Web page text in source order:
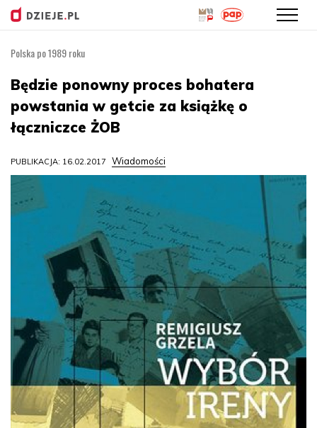
treści
Polska po 1989 roku
Będzie ponowny proces bohatera
powstania w getcie za książkę o
łączniczce ŻOB
PUBLIKACJA: 16.02.2017 Wiadomości